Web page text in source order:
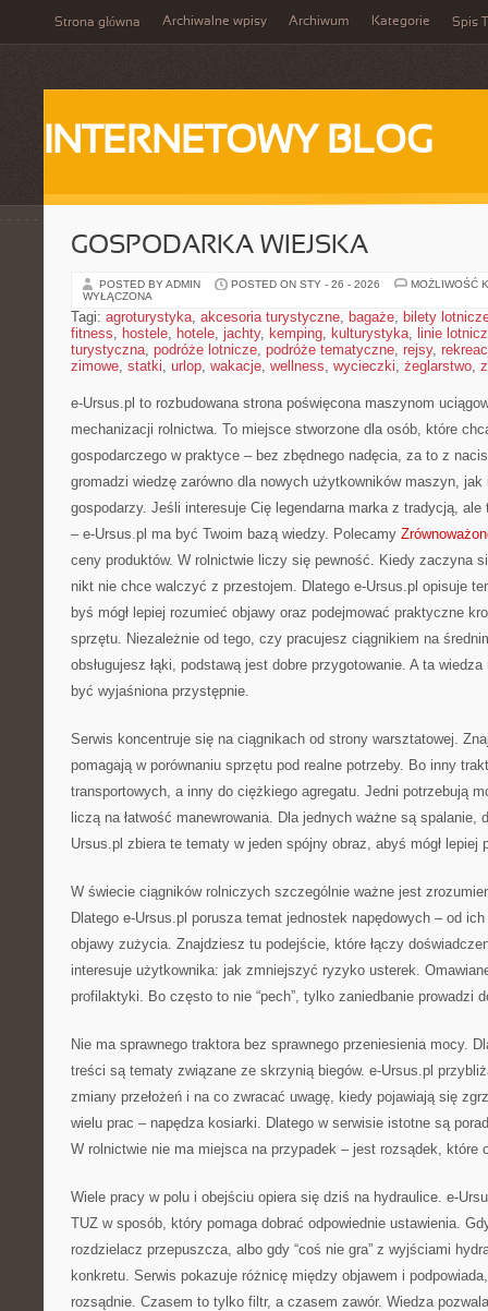
Strona główna Archiwalne wpisy Archiwum Kategorie Spis
INTERNETOWY BLOG
GOSPODARKA WIEJSKA
POSTED BY ADMIN POSTED ON STY - 26 - 2026
MOŻLIWOŚĆ
WYŁĄCZONA
Tagi: agroturystyka, akcesoria turystyczne, bagaże, bilety
fitness, hostele, hotele, jachty, kemping, kulturystyka, linie
turystyczna, podróże lotnicze, podróże tematyczne, rejsy,
zimowe, statki, urlop, wakacje, wellness, wycieczki, żeglarstwo,
e-Ursus.pl to rozbudowana strona poświęcona maszynom
mechanizacji rolnictwa. To miejsce stworzone dla osób, które
gospodarczego w praktyce – bez zbędnego nadęcia, za to z
gromadzi wiedzę zarówno dla nowych użytkowników maszyn,
gospodarzy. Jeśli interesuje Cię legendarna marka z tradycją,
– e-Ursus.pl ma być Twoim bazą wiedzy. Polecamy
ceny produktów. W rolnictwie liczy się pewność. Kiedy zaczyna
nikt nie chce walczyć z przestojem. Dlatego e-Ursus.pl opisuje
byś mógł lepiej rozumieć objawy oraz podejmować praktyczne
sprzętu. Niezależnie od tego, czy pracujesz ciągnikiem na
obsługujesz łąki, podstawą jest dobre przygotowanie. A ta
być wyjaśniona przystępnie.
Serwis koncentruje się na ciągnikach od strony warsztatowej.
pomagają w porównaniu sprzętu pod realne potrzeby. Bo inny
transportowych, a inny do ciężkiego agregatu. Jedni potrzebują
liczą na łatwość manewrowania. Dla jednych ważne są spalanie,
Ursus.pl zbiera te tematy w jeden spójny obraz, abyś mógł lepiej
W świecie ciągników rolniczych szczególnie ważne jest
Dlatego e-Ursus.pl porusza temat jednostek napędowych – od
objawy zużycia. Znajdziesz tu podejście, które łączy
interesuje użytkownika: jak zmniejszyć ryzyko usterek.
profilaktyki. Bo często to nie “pech”, tylko zaniedbanie prowadzi
Nie ma sprawnego traktora bez sprawnego przeniesienia mocy.
treści są tematy związane ze skrzynią biegów. e-Ursus.pl
zmiany przełożeń i na co zwracać uwagę, kiedy pojawiają się
wielu prac – napędza kosiarki. Dlatego w serwisie istotne są
W rolnictwie nie ma miejsca na przypadek – jest rozsądek, które
Wiele pracy w polu i obejściu opiera się dziś na hydraulice. e-
TUZ w sposób, który pomaga dobrać odpowiednie ustawienia.
rozdzielacz przepuszcza, albo gdy “coś nie gra” z wyjściami
konkretu. Serwis pokazuje różnicę między objawem i
rozsądnie. Czasem to tylko filtr, a czasem zawór. Wiedza